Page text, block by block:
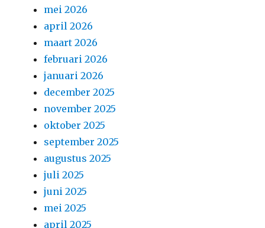
mei 2026
april 2026
maart 2026
februari 2026
januari 2026
december 2025
november 2025
oktober 2025
september 2025
augustus 2025
juli 2025
juni 2025
mei 2025
april 2025